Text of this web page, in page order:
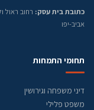
כתובת בית עסק:
אביב-יפו
תחומי התמחות
דיני משפחה וגירושין
משפט פלילי